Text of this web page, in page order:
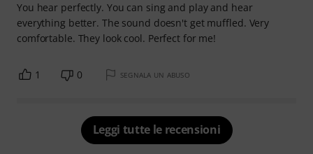
You hear perfectly. You can sing and play and hear
everything better. The sound doesn't get muffled. Very
comfortable. They look cool. Perfect for me!
1 0 SEGNALA UN ABUSO
Leggi tutte le recensioni